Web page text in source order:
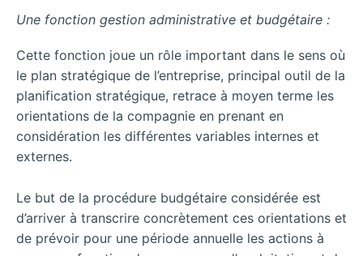
Une fonction gestion administrative et budgétaire :
Cette fonction joue un rôle important dans le sens où
le plan stratégique de l’entreprise, principal outil de la
planification stratégique, retrace à moyen terme les
orientations de la compagnie en prenant en
considération les différentes variables internes et
externes.
Le but de la procédure budgétaire considérée est
d’arriver à transcrire concrètement ces orientations et
de prévoir pour une période annuelle les actions à